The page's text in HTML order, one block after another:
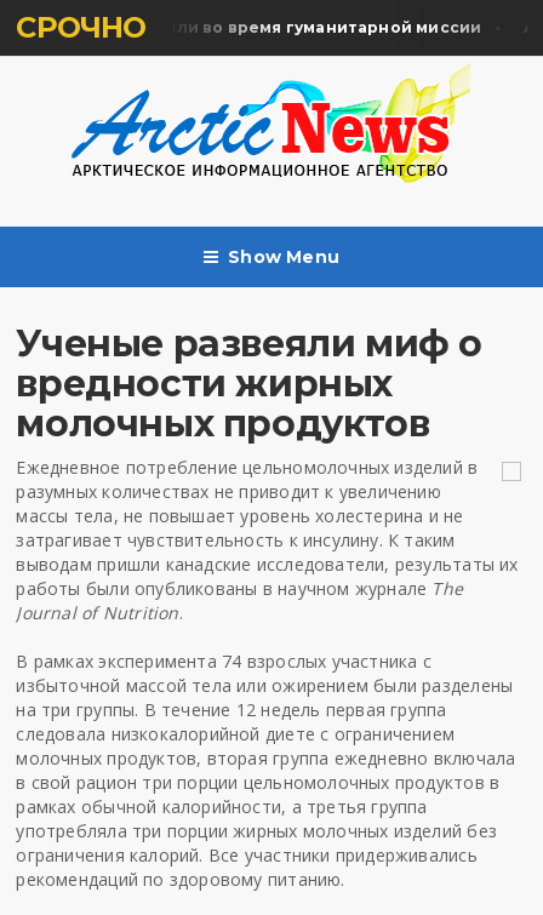
СРОЧНО
жертв почтили во время гуманитарной миссии
Show Menu
Ученые развеяли миф о
вредности жирных
молочных продуктов
Ежедневное потребление цельномолочных изделий в
разумных количествах не приводит к увеличению
массы тела, не повышает уровень холестерина и не
затрагивает чувствительность к инсулину. К таким
выводам пришли канадские исследователи, результаты их
работы были опубликованы в научном журнале The
Journal of Nutrition.
В рамках эксперимента 74 взрослых участника с
избыточной массой тела или ожирением были разделены
на три группы. В течение 12 недель первая группа
следовала низкокалорийной диете с ограничением
молочных продуктов, вторая группа ежедневно включала
в свой рацион три порции цельномолочных продуктов в
рамках обычной калорийности, а третья группа
употребляла три порции жирных молочных изделий без
ограничения калорий. Все участники придерживались
рекомендаций по здоровому питанию.